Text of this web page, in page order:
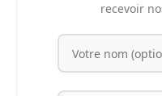
recevoir